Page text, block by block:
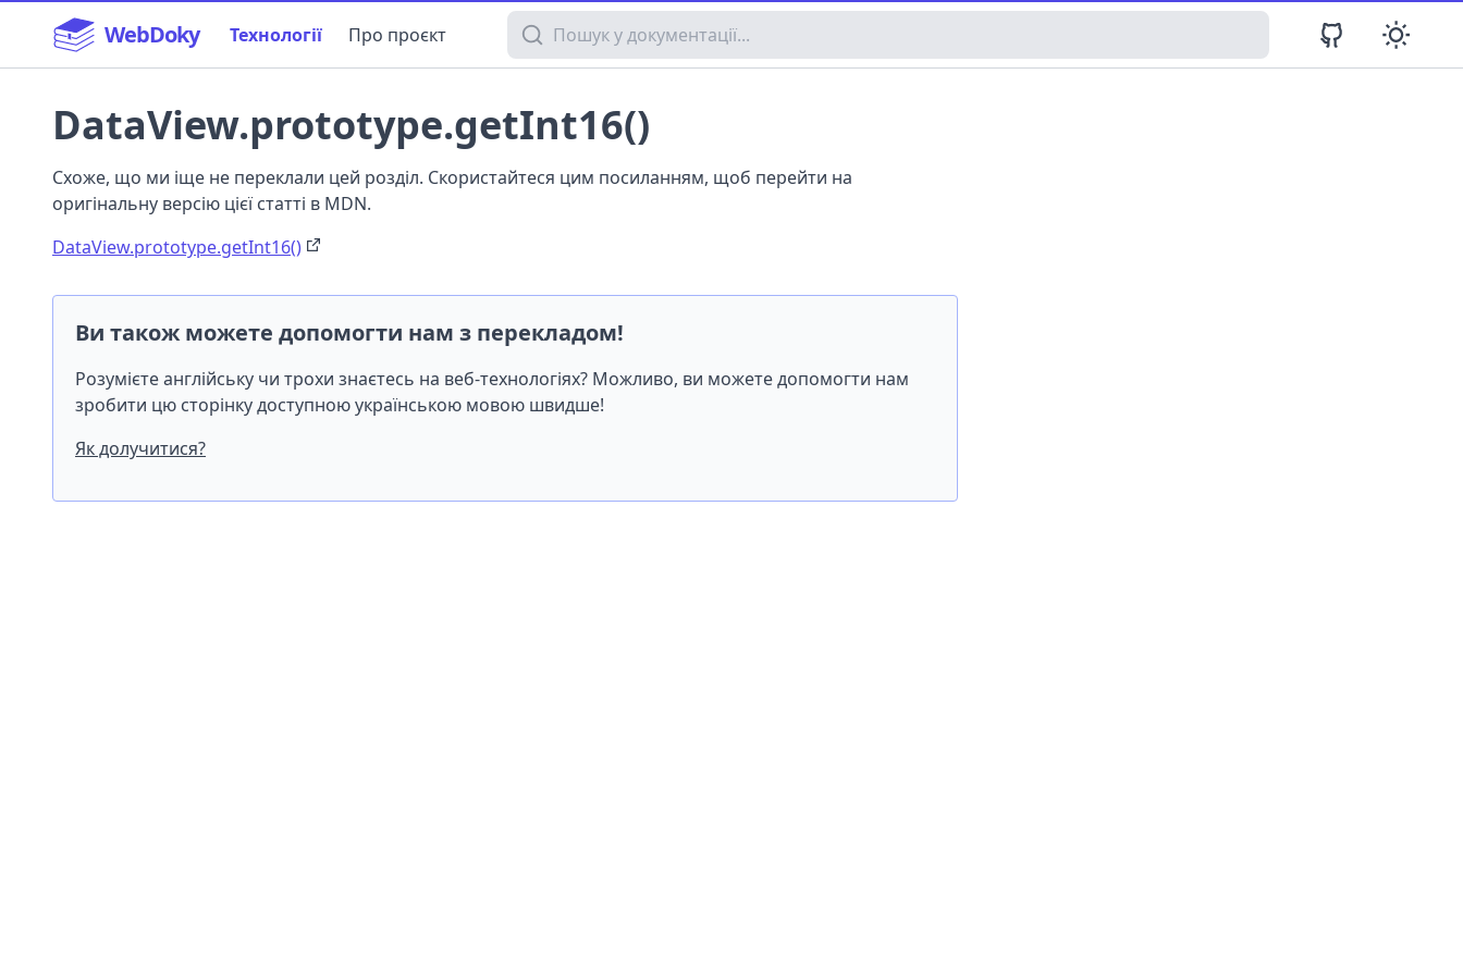
WebDoky Технології Про проєкт Пошук у документації
DataView.prototype.getInt16()
Схоже, що ми іще не переклали цей розділ. Скористайтеся цим посиланням, щоб перейти на
оригінальну версію цієї статті в MDN.
DataView.prototype.getInt16()
Ви також можете допомогти нам з перекладом!
Розумієте англійську чи трохи знаєтесь на веб-технологіях? Можливо, ви можете допомогти нам
зробити цю сторінку доступною українською мовою швидше!
Як долучитися?